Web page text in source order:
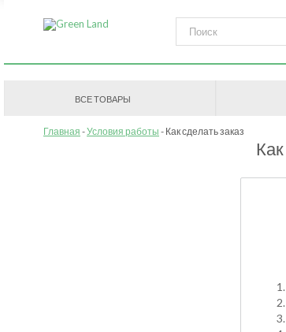
ВСЕ ТОВАРЫ
Главная Условия работы Как сделать заказ